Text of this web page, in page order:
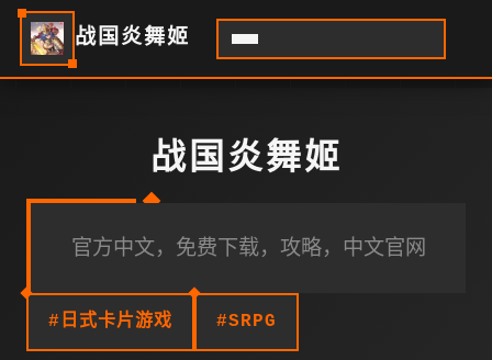
战国炎舞姬
战国炎舞姬
官方中文，免费下载，攻略，中文官网
#日式卡片游戏 #SRPG